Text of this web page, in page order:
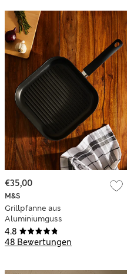
4.8
48 Bewertungen
M&S
Grillpfanne aus
Aluminiumguss
€35,00